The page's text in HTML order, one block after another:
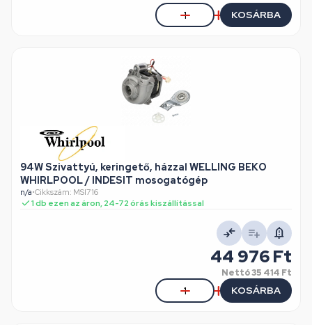
KOSÁRBA
94W Szivattyú, keringető, házzal WELLING BEKO
WHIRLPOOL / INDESIT mosogatógép
n/a•Cikkszám: MSI716
1 db ezen az áron, 24-72 órás kiszállítással
44 976 Ft
Nettó35 414 Ft
KOSÁRBA